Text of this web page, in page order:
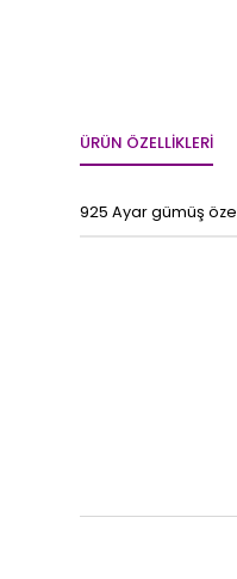
ÜRÜN ÖZELLIKLERI
925 Ayar gümüş